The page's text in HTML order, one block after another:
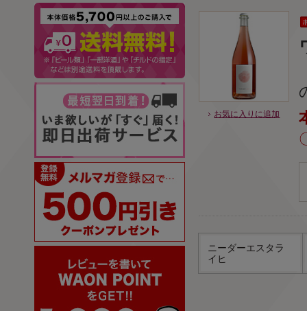
お気に入りに追加
ニーダーエスタラ
イヒ